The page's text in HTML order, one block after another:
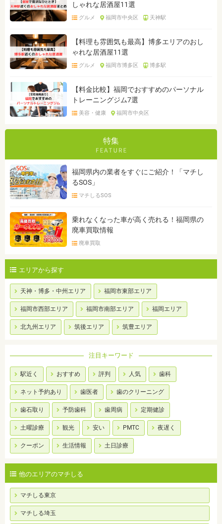
しゃれな居酒屋11選
グルメ 福岡市中央区 天神駅
【料理も雰囲気も最高】博多エリアのおし
ゃれな居酒屋11選
グルメ 福岡市博多区 博多駅
【料金比較】福岡でおすすめのパーソナル
トレーニングジム7選
美容・健康 福岡市中央区
特集
福岡県内の業者をすぐにご紹介！「マチし
るSOS」
マチしるSOS
乗れなくなった車が高く売れる！福岡県の
廃車買取情報
廃車買取
エリアから探す
天神・博多・中州エリア 福岡市東部エリア
福岡市西部エリア 福岡市南部エリア 福岡エリア
北九州エリア 筑後エリア 筑豊エリア
注目キーワード
駅近く おすすめ 評判 人気 歯科
ネット予約あり 歯医者 歯のクリーニング
歯石取り 予防歯科 歯周病 定期健診
土曜診療 観光 安い PMTC 夜遅く
クーポン 生活情報 土日診療
他のエリアのマチしる
マチしる東京
マチしる埼玉